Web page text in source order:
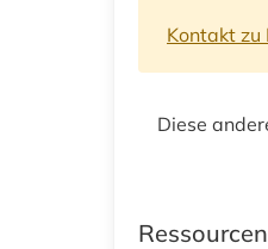
Kontakt zu
Diese